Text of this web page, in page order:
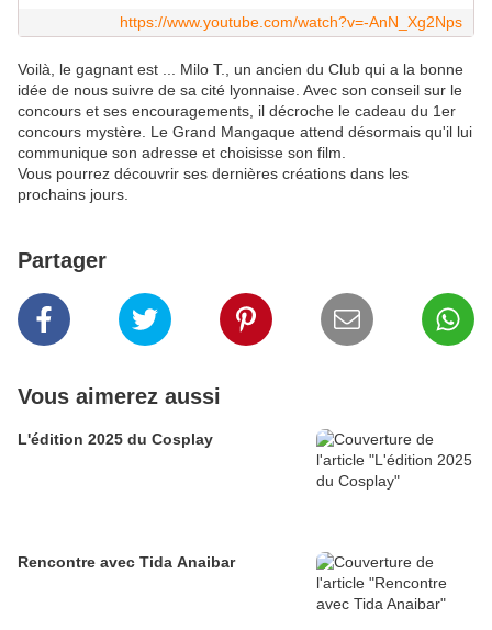
https://www.youtube.com/watch?v=-AnN_Xg2Nps
Voilà, le gagnant est ... Milo T., un ancien du Club qui a la bonne
idée de nous suivre de sa cité lyonnaise. Avec son conseil sur le
concours et ses encouragements, il décroche le cadeau du 1er
concours mystère. Le Grand Mangaque attend désormais qu'il lui
communique son adresse et choisisse son film.
Vous pourrez découvrir ses dernières créations dans les
prochains jours.
Partager
Vous aimerez aussi
L'édition 2025 du Cosplay
Rencontre avec Tida Anaibar